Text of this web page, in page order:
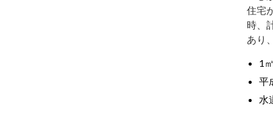
住宅
時、
あり
1
平
水